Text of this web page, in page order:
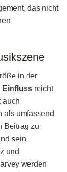
das nicht
in der
Einfluss reicht
auch
als umfassend
Beitrag zur
sein
und
werden